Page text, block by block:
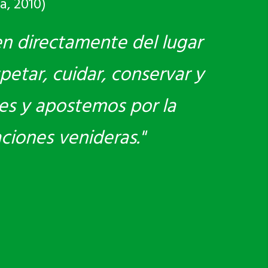
2010)
directamente del lugar
cuidar, conservar y
y apostemos por la
venideras."